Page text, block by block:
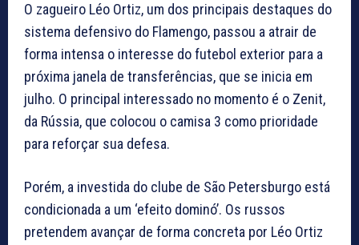
O zagueiro Léo Ortiz, um dos principais destaques do
sistema defensivo do Flamengo, passou a atrair de
forma intensa o interesse do futebol exterior para a
próxima janela de transferências, que se inicia em
julho. O principal interessado no momento é o Zenit,
da Rússia, que colocou o camisa 3 como prioridade
para reforçar sua defesa.
Porém, a investida do clube de São Petersburgo está
condicionada a um ‘efeito dominó’. Os russos
pretendem avançar de forma concreta por Léo Ortiz